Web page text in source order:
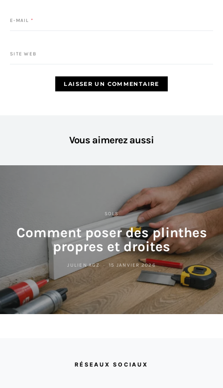
E-MAIL *
SITE WEB
Vous aimerez aussi
SOLS
Comment poser des plinthes
propres et droites
JULIEN AGZ 15 JANVIER 2026
RÉSEAUX SOCIAUX